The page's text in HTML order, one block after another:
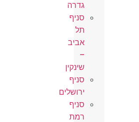
גדרה
סניף
תל
אביב
–
שינקין
סניף
ירושלים
סניף
רמת